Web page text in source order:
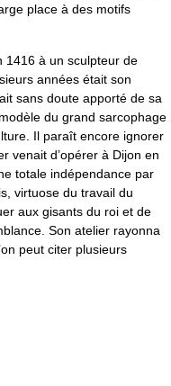
place à des motifs
1416 à un sculpteur de
années était son
sans doute apporté de sa
du grand sarcophage
Il paraît encore ignorer
venait d’opérer à Dijon en
totale indépendance par
virtuose du travail du
aux gisants du roi et de
Son atelier rayonna
peut citer plusieurs